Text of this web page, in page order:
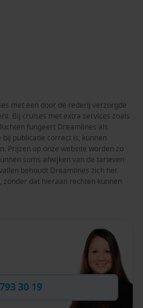
met een door de rederij verzorgde
Bij cruises met extra services zoals
fungeert Dreamlines als
publicatie correct is, kunnen
Prijzen op onze website worden zo
soms afwijken van de tarieven
behoudt Dreamlines zich het
dat hieraan rechten kunnen
30 19